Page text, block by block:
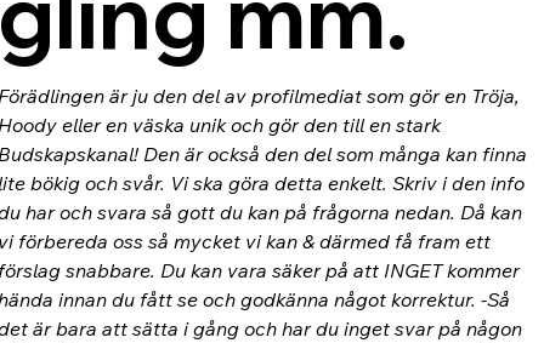
är ju den del av profilmediat som gör en Tröja,
eller en väska unik och gör den till en stark
Den är också den del som många kan finna
bökig och svår. Vi ska göra detta enkelt. Skriv i den info
har och svara så gott du kan på frågorna nedan. Då kan
förbereda oss så mycket vi kan & därmed få fram ett
snabbare. Du kan vara säker på att INGET kommer
innan du fått se och godkänna något korrektur. -Så
är bara att sätta i gång och har du inget svar på någon